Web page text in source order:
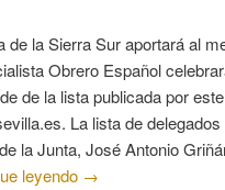
de la Sierra Sur aportará al
Obrero Español
de la lista publicada por
La lista de
la Junta, José Antonio
leyendo →